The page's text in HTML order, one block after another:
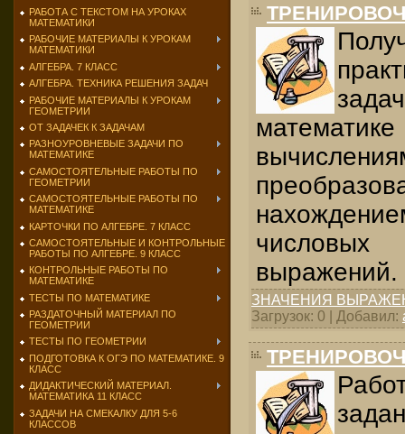
РАБОТА С ТЕКСТОМ НА УРОКАХ
МАТЕМАТИКИ
РАБОЧИЕ МАТЕРИАЛЫ К УРОКАМ
МАТЕМАТИКИ
АЛГЕБРА. 7 КЛАСС
АЛГЕБРА. ТЕХНИКА РЕШЕНИЯ ЗАДАЧ
РАБОЧИЕ МАТЕРИАЛЫ К УРОКАМ
ГЕОМЕТРИИ
ОТ ЗАДАЧЕК К ЗАДАЧАМ
РАЗНОУРОВНЕВЫЕ ЗАДАЧИ ПО
МАТЕМАТИКЕ
САМОСТОЯТЕЛЬНЫЕ РАБОТЫ ПО
ГЕОМЕТРИИ
САМОСТОЯТЕЛЬНЫЕ РАБОТЫ ПО
МАТЕМАТИКЕ
КАРТОЧКИ ПО АЛГЕБРЕ. 7 КЛАСС
САМОСТОЯТЕЛЬНЫЕ И КОНТРОЛЬНЫЕ
РАБОТЫ ПО АЛГЕБРЕ. 9 КЛАСС
КОНТРОЛЬНЫЕ РАБОТЫ ПО
МАТЕМАТИКЕ
ТЕСТЫ ПО МАТЕМАТИКЕ
РАЗДАТОЧНЫЙ МАТЕРИАЛ ПО
ГЕОМЕТРИИ
ТЕСТЫ ПО ГЕОМЕТРИИ
ПОДГОТОВКА К ОГЭ ПО МАТЕМАТИКЕ. 9
КЛАСС
ДИДАКТИЧЕСКИЙ МАТЕРИАЛ.
МАТЕМАТИКА 11 КЛАСС
ЗАДАЧИ НА СМЕКАЛКУ ДЛЯ 5-6
КЛАССОВ
выражений.
ЗНАЧЕНИЯ
Загрузок: 0 | Добавил: